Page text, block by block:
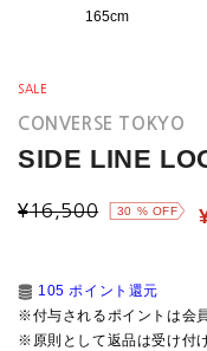
165cm
SALE
CONVERSE TOKYO
SIDE LINE
¥16,500 30 % OFF
105 ポイント還元
※付与されるポイントは会
※原則として返品は受け付